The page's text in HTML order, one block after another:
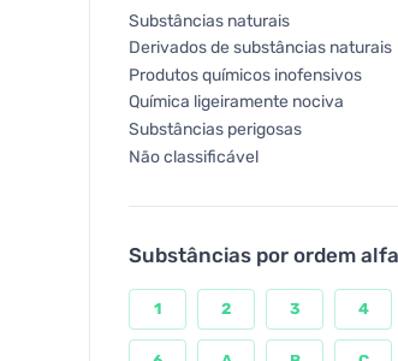
Substâncias naturais
Derivados de substâncias naturais
Produtos químicos inofensivos
Química ligeiramente nociva
Substâncias perigosas
Não classificável
Substâncias por ordem
1 2 3 4